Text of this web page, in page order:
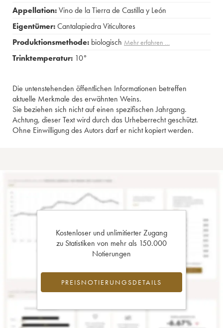
Appellation:Vino de la Tierra de Castilla y León
Eigentümer:Cantalapiedra Viticultores
Produktionsmethode: biologisch Mehr erfahren …
Trinktemperatur: 10°
Die untenstehenden öffentlichen Informationen betreffen
aktuelle Merkmale des erwähnten Weins.
Sie beziehen sich nicht auf einen spezifischen Jahrgang.
Achtung, dieser Text wird durch das Urheberrecht geschützt.
Ohne Einwilligung des Autors darf er nicht kopiert werden.
Kostenloser und unlimitierter Zugang
zu Statistiken von mehr als 150.000
Notierungen
PREISNOTIERUNGSDETAILS